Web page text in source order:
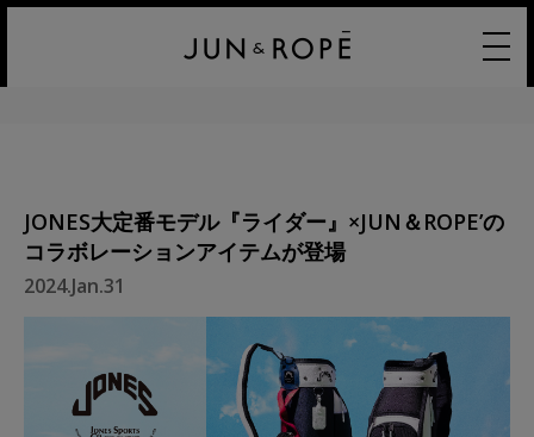
JONES大定番モデル『ライダー』×JUN＆ROPE’の
コラボレーションアイテムが登場
2024.Jan.31